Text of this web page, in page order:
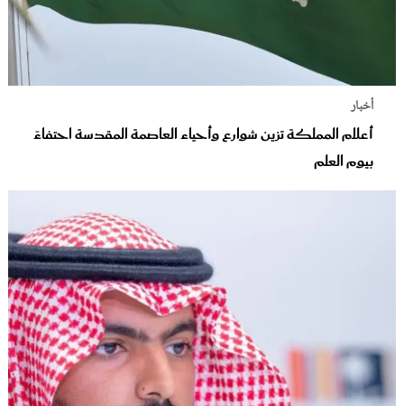
أخبار
أعلام المملكة تزين شوارع وأحياء العاصمة المقدسة احتفاءً
بيوم العلم